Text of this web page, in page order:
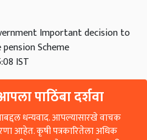
Important decision to
Scheme
IST
पाठिंबा दर्शवा
धन्यवाद. आपल्यासारखे वाचक
आहेत. कृषी पत्रकारितेला अधिक